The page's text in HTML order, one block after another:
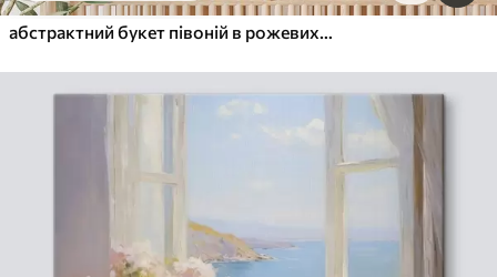
абстрактний букет півоній в рожевих тонах